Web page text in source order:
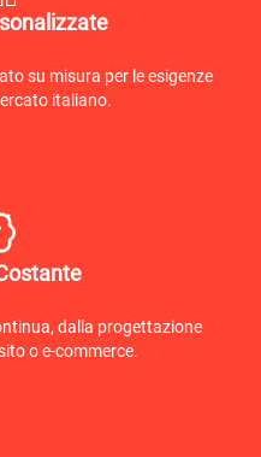
su misura per le esigenze
italiano.
dalla progettazione
o e-commerce.